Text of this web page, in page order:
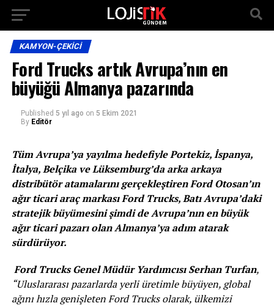
KAMYON-ÇEKICI
Ford Trucks artık Avrupa’nın en
büyüğü Almanya pazarında
Published 5 yıl ago on 5 Ekim 2021
By Editör
Tüm Avrupa’ya yayılma hedefiyle Portekiz, İspanya,
İtalya, Belçika ve Lüksemburg’da arka arkaya
distribütör atamalarını gerçekleştiren Ford Otosan’ın
ağır ticari araç markası Ford Trucks, Batı Avrupa’daki
stratejik büyümesini şimdi de Avrupa’nın en büyük
ağır ticari pazarı olan Almanya’ya adım atarak
sürdürüyor.
Ford Trucks Genel Müdür Yardımcısı Serhan Turfan,
“Uluslararası pazarlarda yerli üretimle büyüyen, global
ağını hızla genişleten Ford Trucks olarak, ülkemizi